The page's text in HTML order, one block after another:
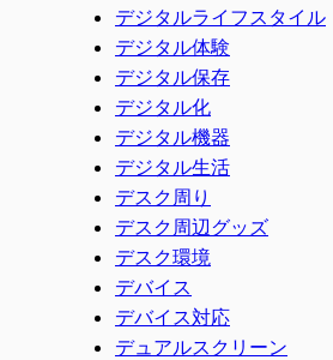
デジタルライフスタイル
デジタル体験
デジタル保存
デジタル化
デジタル機器
デジタル生活
デスク周り
デスク周辺グッズ
デスク環境
デバイス
デバイス対応
デュアルスクリーン